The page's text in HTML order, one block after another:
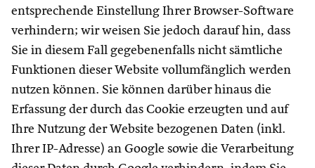
entsprechende Einstellung Ihrer Browser-Software
verhindern; wir weisen Sie jedoch darauf hin, dass
Sie in diesem Fall gegebenenfalls nicht sämtliche
Funktionen dieser Website vollumfänglich werden
nutzen können. Sie können darüber hinaus die
Erfassung der durch das Cookie erzeugten und auf
Ihre Nutzung der Website bezogenen Daten (inkl.
Ihrer IP-Adresse) an Google sowie die Verarbeitung